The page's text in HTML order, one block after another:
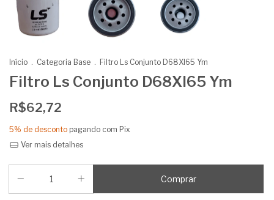
Início . Categoria Base . Filtro Ls Conjunto D68Xl65 Ym
Filtro Ls Conjunto D68Xl65 Ym
R$62,72
5% de desconto pagando com Pix
Ver mais detalhes